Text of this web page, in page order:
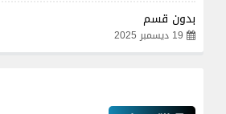
بدون قسم
19 ديسمبر 2025